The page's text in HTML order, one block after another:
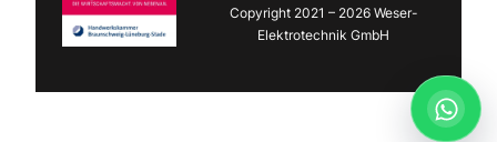
Copyright 2021 – 2026 Weser-
Elektrotechnik GmbH